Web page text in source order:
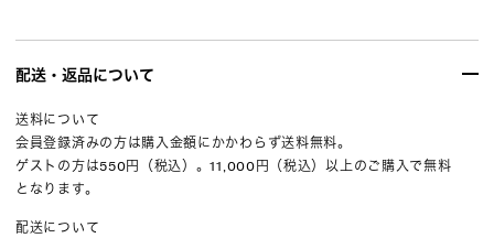
配送・返品について
送料について
会員登録済みの方は購入金額にかかわらず送料無料。
ゲストの方は550円（税込）。11,000円（税込）以上のご購入で無料
となります。
配送について